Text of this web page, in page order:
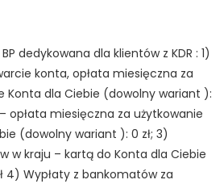
dedykowana dla klientów z KDR : 1)
konta, opłata miesięczna za
Konta dla Ciebie (dowolny wariant ):
opłata miesięczna za użytkowanie
(dowolny wariant ): 0 zł; 3)
w kraju – kartą do Konta dla Ciebie
4) Wypłaty z bankomatów za